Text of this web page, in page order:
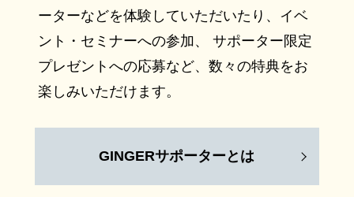
ーターなどを体験していただいたり、イベ
ント・セミナーへの参加、 サポーター限定
プレゼントへの応募など、数々の特典をお
楽しみいただけます。
GINGERサポーターとは